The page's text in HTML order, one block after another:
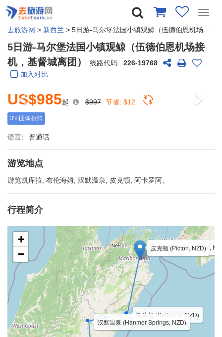
去旅游网 > 新西兰 > 5日游-马尔堡法国小镇观鲸（伍德伯恩机场接机，基督城离团）
5日游-马尔堡法国小镇观鲸（伍德伯恩机场接
机，基督城离团）
线路代码: 226-19768
加入对比
US$985起 $997 节省: $12
3%团体折扣
语言: 普通话
游览地点
游览凯库拉, 布伦海姆, 汉默温泉, 皮克顿, 阿卡罗阿。
行程简介
布伦海姆 (Blenheim,
皮克顿 (Picton, NZD)
凯库拉 (Kaikoura, NZD)
汉默温泉 (Hanmer Springs, NZD)
+
−